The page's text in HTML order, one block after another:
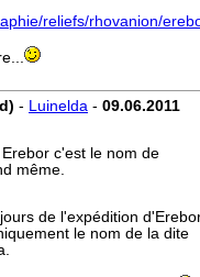
reliefs/rhovanion/
- Luinelda - 09.06.2011
Erebor c'est le nom de
même.
de l'expédition
le nom de la dite